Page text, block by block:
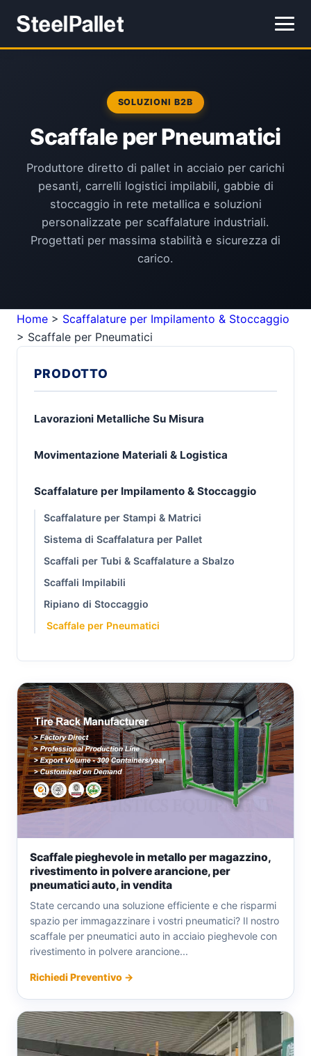
SOLUZIONI B2B
Scaffale per Pneumatici
Produttore diretto di pallet in acciaio per carichi
pesanti, carrelli logistici impilabili, gabbie di
stoccaggio in rete metallica e soluzioni
personalizzate per scaffalature industriali.
Progettati per massima stabilità e sicurezza di
carico.
Home > Scaffalature per Impilamento & Stoccaggio
> Scaffale per Pneumatici
PRODOTTO
Lavorazioni Metalliche Su Misura
Movimentazione Materiali & Logistica
Scaffalature per Impilamento & Stoccaggio
Scaffalature per Stampi & Matrici
Sistema di Scaffalatura per Pallet
Scaffali per Tubi & Scaffalature a Sbalzo
Scaffali Impilabili
Ripiano di Stoccaggio
Scaffale per Pneumatici
Scaffale pieghevole in metallo per magazzino,
rivestimento in polvere arancione, per
pneumatici auto, in vendita
State cercando una soluzione efficiente e che risparmi
spazio per immagazzinare i vostri pneumatici? Il nostro
scaffale per pneumatici auto in acciaio pieghevole con
rivestimento in polvere arancione...
Richiedi Preventivo →